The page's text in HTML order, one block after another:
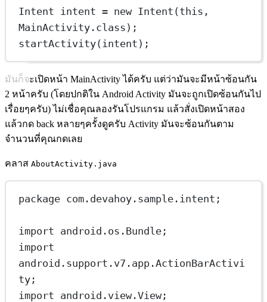
Intent intent = new Intent(this,
MainActivity.class);
startActivity(intent);
มันก็จะเปิดหน้า MainActivity ได้ครับ แต่ว่ามันจะมีหน้าซ้อนกัน
2 หน้าครับ (โดยปกติใน Android Activity มันจะถูกเปิดซ้อนกันไป
เรื่อยๆครับ) ไม่เชื่อคุณลองรันโปรแกรม แล้วสั่งเปิดหน้าสอง
แล้วกด back หลายๆครั้งดูครับ Activity มันจะซ้อนกันตาม
จำนวนที่คุณกดเลย
คลาส AboutActivity.java
package com.devahoy.sample.intent;
import android.os.Bundle;
import
android.support.v7.app.ActionBarActivi
ty;
import android.view.View;